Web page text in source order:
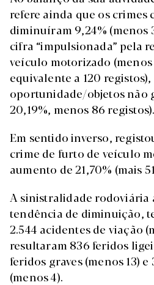
refere ainda que os
diminuíram 9,24% (menos
cifra “impulsionada” pela
veículo motorizado
equivalente a 120
oportunidade/objetos não
20,19%, menos 86 registos).
Em sentido inverso,
crime de furto de veículo
aumento de 21,70% (mais
A sinistralidade rodoviária
tendência de diminuição,
2.544 acidentes de viação
resultaram 836 feridos
feridos graves (menos 13)
(menos 4).